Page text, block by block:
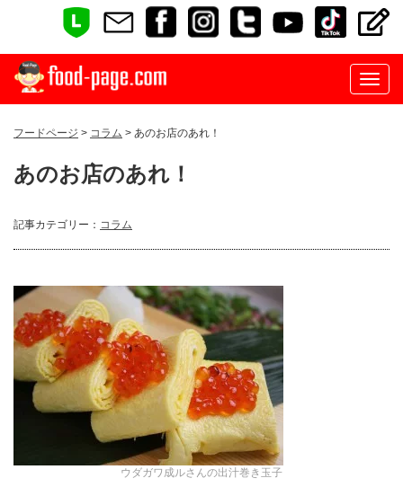
フードページ > コラム > あのお店のあれ！
あのお店のあれ！
記事カテゴリー： コラム
ウダガワ成ルさんの出汁巻き玉子